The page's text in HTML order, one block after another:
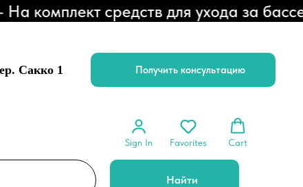
средств для ухода за
Сакко 1 Получить консультацию
Sign In Favorites Cart
Найти